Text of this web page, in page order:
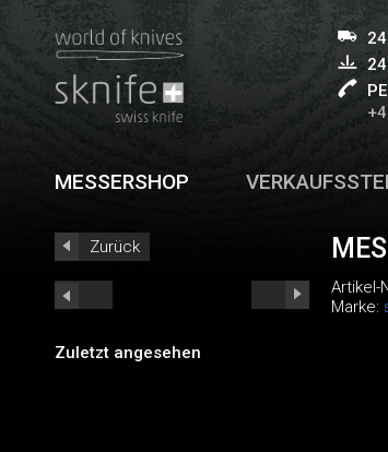
MESSERSHOP
Zurück
Zuletzt angesehen
Artikel-
Marke: